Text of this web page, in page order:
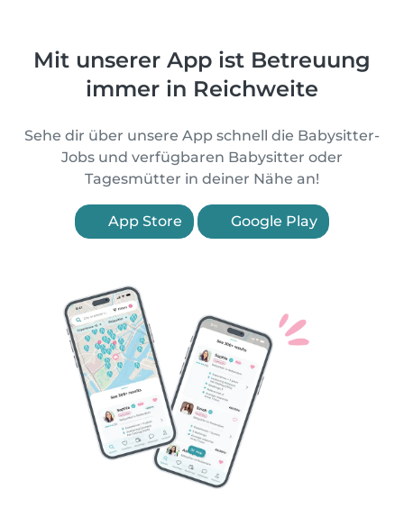
Mit unserer App ist Betreuung
immer in Reichweite
Sehe dir über unsere App schnell die Babysitter-
Jobs und verfügbaren Babysitter oder
Tagesmütter in deiner Nähe an!
App Store Google Play